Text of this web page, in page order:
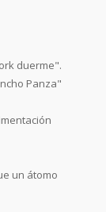
duerme".
Panza"
un átomo